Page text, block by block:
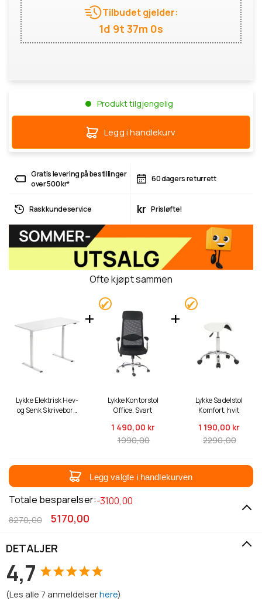
Tilbudet gjelder:
1d 9t 36m 59s
Produkt tilgjengelig
Legg i handlekurv
Gratis levering på bestillinger
over 500 kr*
60 dagers returrett
Rask kundeservice kr Prisløfte!
Ofte kjøpt sammen
Lykke Elektrisk Hev-
og Senk Skrivebord
Lykke Kontorstol
Office, Svart
1 490,00 kr
1990,00
Lykke Sadelstol
Komfort, hvit
1 190,00 kr
2290,00
Legg valgte i handlekurven
Totale besparelser:-3100,00
5170,00
8270,00
DETALJER
4,7
(Les alle 7anmeldelserhere)